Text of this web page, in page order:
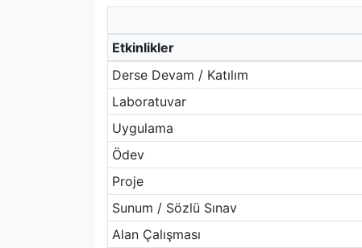
Etkinlikler
Derse Devam / Katılım
Laboratuvar
Uygulama
Ödev
Proje
Sunum / Sözlü Sınav
Alan Çalışması